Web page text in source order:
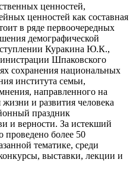
ценностей,
ценностей как составная
в ряде первоочередных
демографической
Куракина Ю.К.,
Шпаковского
сохранения национальных
института семьи,
направленного на
и развития человека
праздник
и верности. За истекший
проведено более 50
тематике, среди
выставки, лекции и